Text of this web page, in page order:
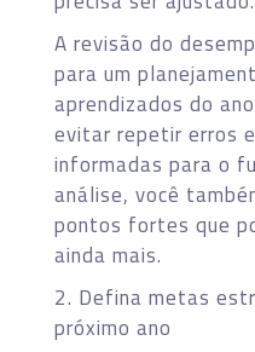
A revisão do
para um
aprendizados do
evitar repetir erros
informadas para o
análise, você
pontos fortes que
ainda mais.
2. Defina metas
próximo ano